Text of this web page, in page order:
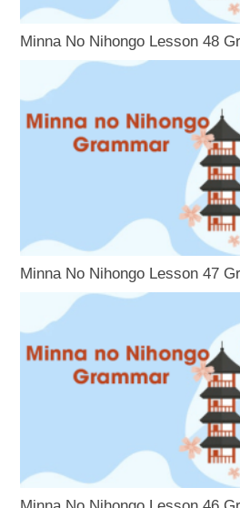
Minna No Nihongo Lesson 48
Minna No Nihongo Lesson 47